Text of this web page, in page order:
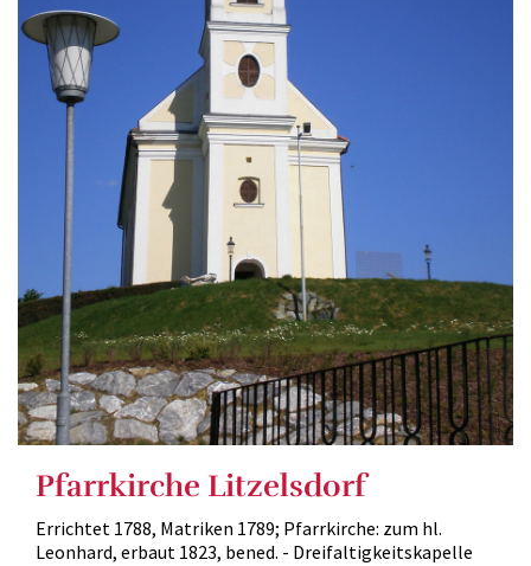
Pfarrkirche Litzelsdorf
Errichtet 1788, Matriken 1789; Pfarrkirche: zum hl.
Leonhard, erbaut 1823, bened. - Dreifaltigkeitskapelle